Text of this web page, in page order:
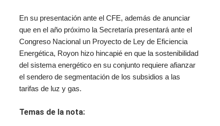
En su presentación ante el CFE, además de anunciar
que en el año próximo la Secretaría presentará ante el
Congreso Nacional un Proyecto de Ley de Eficiencia
Energética, Royon hizo hincapié en que la sostenibilidad
del sistema energético en su conjunto requiere afianzar
el sendero de segmentación de los subsidios a las
tarifas de luz y gas.
Temas de la nota: